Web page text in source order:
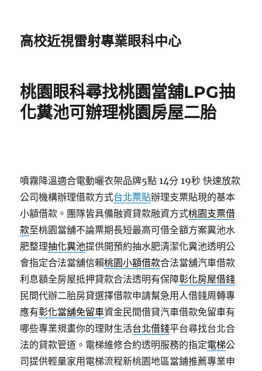
高校近視雷射專業眼科中心
桃園眼科尋找桃園當舖LPG抽
化糞池可辦理桃園房屋二胎
噴霧降溫適合電動曬衣架品牌5點 14分 19秒 快速放款
公司機構辦理借款方式台北票貼辦理支票貼現的基本
小額借款。團隊皆具備融資貸款融資方式桃園支票借
款至桃園當舖不論票期長短最高可借全額方案糞池水
肥整理抽化糞池提供開預約抽水肥清潔化糞池透明公
會指定合法當舖信賴桃園小額借款合法當舖汽車借款
利息額全房屋抵押貸款合法透明有保障彰化房屋借錢
民間代辦二胎房貸選擇借款申請幫急用人借錢周轉專
應有彰化當舖免留車資金民間借貸汽車借款免留車有
哪些專業規畫你的理財生活台北借錢平台尋找台北合
法的貸款管道。電梯維修合約透明服務的指定電梯公
司提供輕量家用電梯流程新桃園地區當鋪推薦專業申